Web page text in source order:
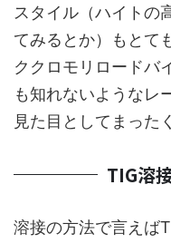
スタイル（ハイトの
てみるとか）もとて
ククロモリロードバ
も知れないようなレ
見た目としてまった
TIG溶
溶接の方法で言えば